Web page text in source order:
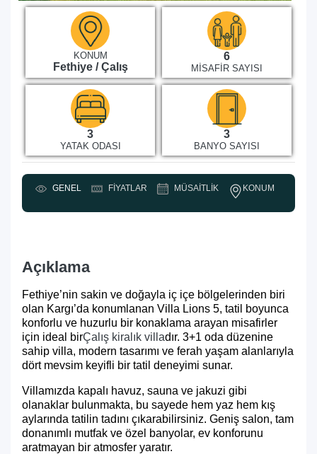
KONUM
Fethiye / Çalış
6
MISAFIR SAYISI
3
YATAK ODASI
3
BANYO SAYISI
GENEL FIYATLAR MÜSAITLIK KONUM
Açıklama
Fethiye’nin sakin ve doğayla iç içe bölgelerinden biri
olan Kargı’da konumlanan Villa Lions 5, tatil boyunca
konforlu ve huzurlu bir konaklama arayan misafirler
için ideal birÇalış kiralık villadır. 3+1 oda düzenine
sahip villa, modern tasarımı ve ferah yaşam alanlarıyla
dört mevsim keyifli bir tatil deneyimi sunar.
Villamızda kapalı havuz, sauna ve jakuzi gibi
olanaklar bulunmakta, bu sayede hem yaz hem kış
aylarında tatilin tadını çıkarabilirsiniz. Geniş salon, tam
donanımlı mutfak ve özel banyolar, ev konforunu
aratmayan bir atmosfer yaratır.